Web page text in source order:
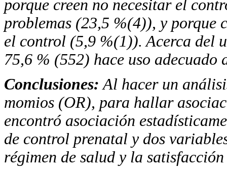
porque creen no necesitar el
problemas (23,5 %(4)), y porque
el control (5,9 %(1)). Acerca del
75,6 % (552) hace uso adecuado
Conclusiones: Al hacer un
momios (OR), para hallar
encontró asociación
de control prenatal y dos
régimen de salud y la